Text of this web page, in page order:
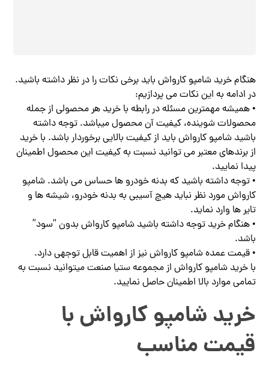
هنگام خرید شامپو کارواش باید برخی نکات را در نظر داشته باشید.
در ادامه به این نکات می پردازیم:
• همیشه مهمترین مسئله در رابطه با خرید هر محصولی از جمله
محصولات شوینده، کیفیت آن محصول میباشد. توجه داشته
باشید شامپو کارواش باید از کیفیت بالایی برخوردار باشد. با خرید
از برندهای معتبر می توانید نسبت به کیفیت این محصول اطمینان
پیدا نمایید.
• توجه داشته باشید که بدنه خودرو ها حساس می باشد. شامپو
کارواش مورد نظر نباید هیچ آسیبی به بدنه خودرو، شیشه ها و
تایر ها وارد نماید.
• هنگام خرید توجه داشته باشید شامپو کارواش بدون “سود”
باشد.
• قیمت عمده شامپو کارواش نیز از اهمیت قابل توجهی دارد.
با خرید شامپو کارواش از مجموعه ستیا صنعت میتوانید نسبت به
تمامی موارد بالا اطمینان حاصل نمایید.
خرید شامپو کارواش با
قیمت مناسب